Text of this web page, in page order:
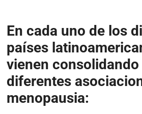
En cada uno de los
países
vienen consolidando
diferentes
menopausia: